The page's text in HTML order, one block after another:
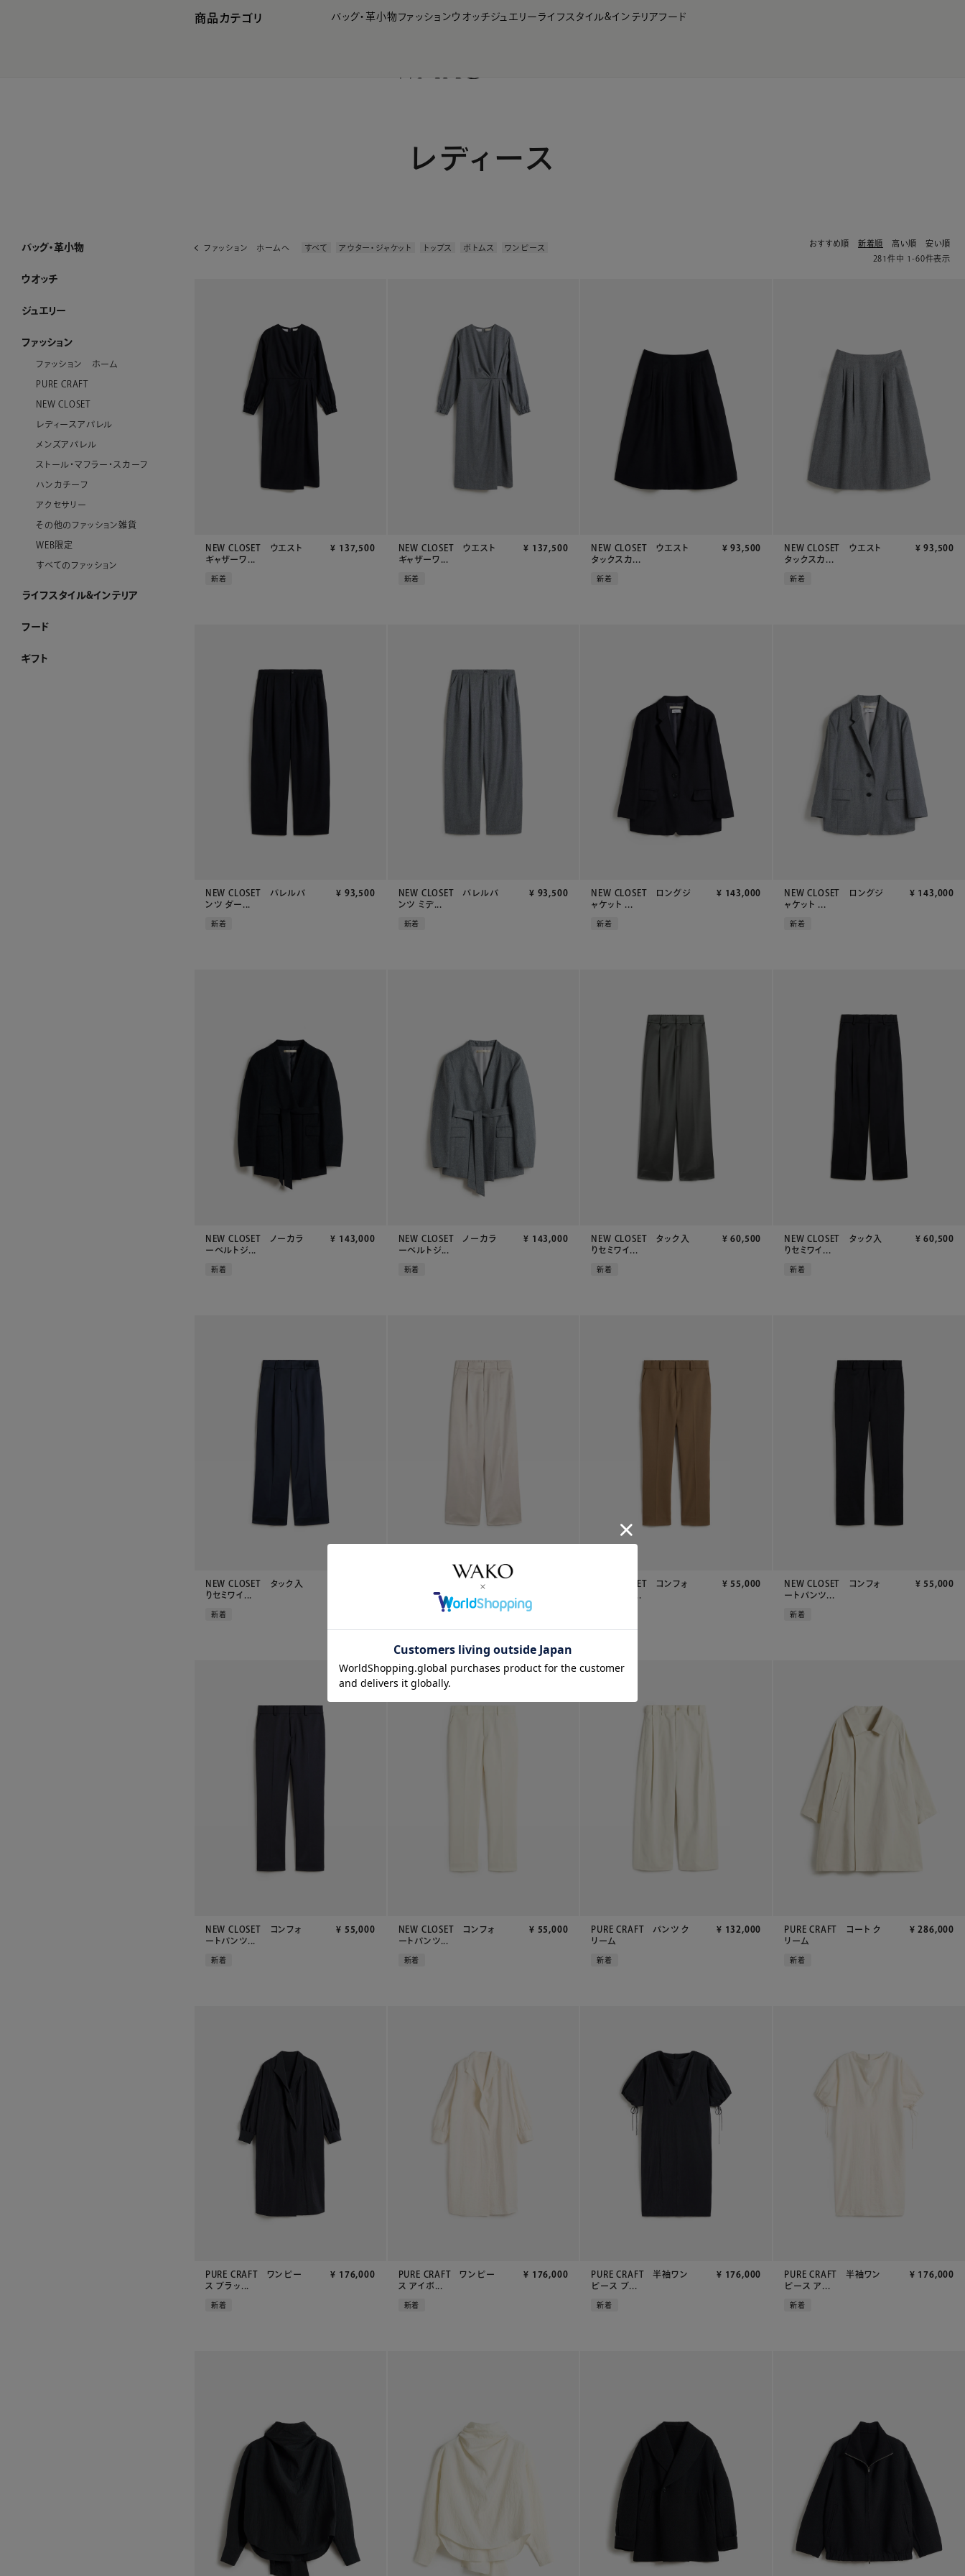
商品カテゴリ バッグ・革小物 ファッションウオッチジュエリー ライフスタイル&インテリアフード
レディース
バッグ・革小物
バッグ・革小物 ホーム
SUIHA
MANACO
WAKO×MAURO GOVERNA
ハンドバッグ
トートバッグ
ショルダーバッグ・ポシェット
フォーマルバッグ・パーティーバッグ
ボストンバッグ・リュック
その他のバッグ
すべてのバッグ
長財布
折り財布
小銭入れ
キーケース・カードケース
その他の革小物
すべての革小物
WEB限定
すべてのバッグ・革小物
ウオッチ
ウオッチ ホーム
WAKOウオッチ メンズ
WAKOウオッチ レディース
セイコーウオッチ
ボーム＆メルシエウオッチ
イッセイミヤケウオッチ
すべてのウオッチ
ジュエリー
ジュエリー ホーム
アショカダイヤモンド
ネックレス
イヤリング・ピアス
ブレスレット
ブローチ
リング
すべてのジュエリー
ファッション
ファッション ホーム
PURE CRAFT
NEW CLOSET
レディースアパレル
メンズアパレル
ストール・マフラー・スカーフ
ハンカチーフ
アクセサリー
その他のファッション雑貨
WEB限定
すべてのファッション
ライフスタイル&インテリア
ライフスタイル&インテリア ホーム
クロック
リビング
ダイニング
ベビーグッズ
その他インテリア雑貨
加工ができるお品
WEB限定
すべてのライフスタイル&インテリア
フード
ギフト
おすすめ順 新着順 高い順
安い順
281 件中 1-60件表示
ファッション ホームへ すべて アウター・ジャケット トップス ボトムス ワンピース
NEW CLOSET ウエスト
ギャザーワ...
¥ 137,500
新着
NEW CLOSET ウエスト
ギャザーワ...
¥ 137,500
新着
NEW CLOSET ウエスト
タックスカ...
¥ 93,500
新着
NEW CLOSET ウエスト
タックスカ...
¥ 93,500
新着
NEW CLOSET バレルパ
ンツ ダー...
¥ 93,500
新着
NEW CLOSET バレルパ
ンツ ミデ...
¥ 93,500
新着
NEW CLOSET ロングジ
ャケット ...
¥ 143,000
新着
NEW CLOSET ロングジ
ャケット ...
¥ 143,000
新着
NEW CLOSET ノーカラ
ーベルトジ...
¥ 143,000
新着
NEW CLOSET ノーカラ
ーベルトジ...
¥ 143,000
新着
NEW CLOSET タック入
りセミワイ...
¥ 60,500
新着
NEW CLOSET タック入
りセミワイ...
¥ 60,500
新着
NEW CLOSET タック入
りセミワイ...
新着
NEW CLOSET タック入
りセミワイ...
NEW CLOSET コンフォ
¥ 55,000
NEW CLOSET コンフォ
ートパンツ...
¥ 55,000
新着
NEW CLOSET コンフォ
ートパンツ...
¥ 55,000
新着
NEW CLOSET コンフォ
ートパンツ...
¥ 55,000
新着
PURE CRAFT パンツ ク
リーム
¥ 132,000
新着
PURE CRAFT コート ク
リーム
¥ 286,000
新着
PURE CRAFT ワンピー
ス ブラッ...
¥ 176,000
新着
PURE CRAFT ワンピー
ス アイボ...
¥ 176,000
新着
PURE CRAFT 半袖ワン
ピース ブ...
¥ 176,000
新着
PURE CRAFT 半袖ワン
ピース ア...
¥ 176,000
新着